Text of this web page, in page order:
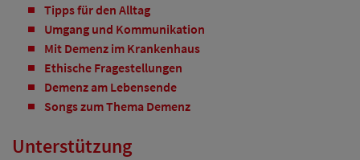
Tipps für den Alltag
Umgang und Kommunikation
Mit Demenz im Krankenhaus
Ethische Fragestellungen
Demenz am Lebensende
Songs zum Thema Demenz
Unterstützung